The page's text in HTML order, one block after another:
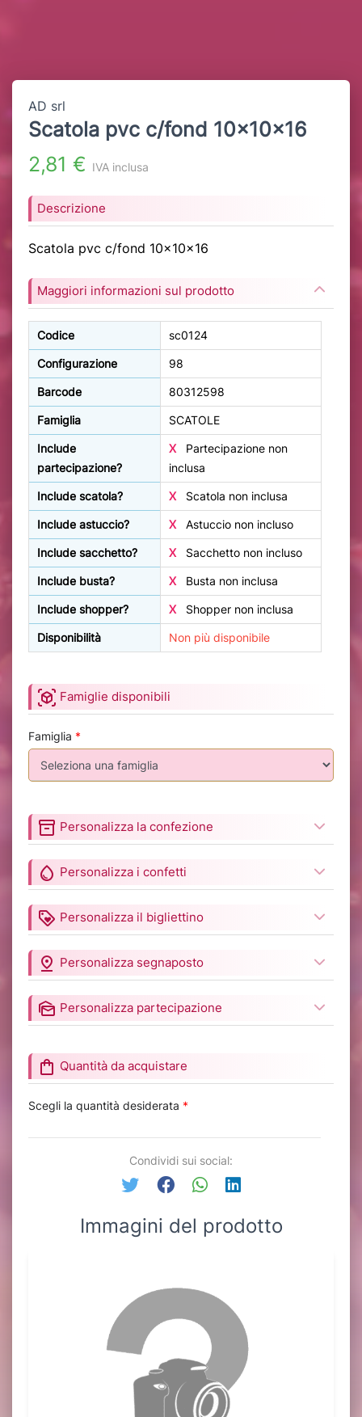
AD srl
Scatola pvc c/fond 10x10x16
2,81 € IVA inclusa
Descrizione
Scatola pvc c/fond 10x10x16
Maggiori informazioni sul prodotto
Codice sc0124
Configurazione 98
Barcode 80312598
Famiglia SCATOLE
Include
partecipazione?
X
Partecipazione non
inclusa
Include scatola? X Scatola non inclusa
Include astuccio? X Astuccio non incluso
Include sacchetto? X Sacchetto non incluso
Include busta? X Busta non inclusa
Include shopper? X Shopper non inclusa
Disponibilità Non più disponibile
view_in_ar Famiglie disponibili
Famiglia *
inventory_2 Personalizza la confezione
water_drop Personalizza i confetti
loyalty Personalizza il bigliettino
pin_drop Personalizza segnaposto
mark_as_unread Personalizza partecipazione
shopping_bag Quantità da acquistare
Scegli la quantità desiderata *
Condividi sui social:
Immagini del prodotto